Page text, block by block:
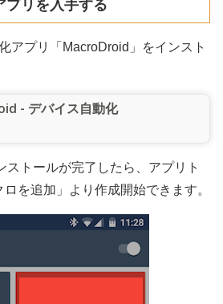
リを入手する
アプリ「MacroDroid」をインスト
- デバイス自動化
ストールが完了したら、アプリト
を追加」より作成開始できます。